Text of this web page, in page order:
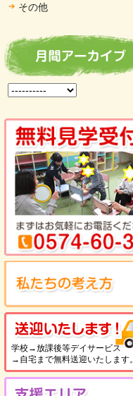
見る
その他
学校→放課後等デイサービス
→自宅まで無料送迎いたします。